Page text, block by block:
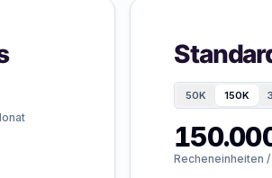
50K 150K
Recheneinheiten